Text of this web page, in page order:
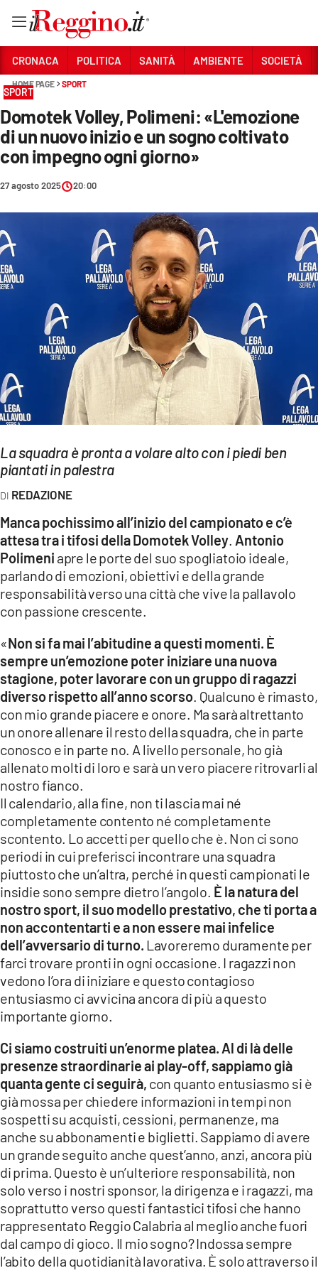
Sezioni
CRONACA
POLITICA
SANITÀ
AMBIENTE
CULTURA
ECONOMIA E LAVORO
EVENTI
Streaming
LAC NETWORK
LAC ONAIR
Network
LACPLAY.IT
LACTV.IT
LACITYMAG.IT
ILREGGINO.IT
COSENZACHANNEL.IT
ILVIBONESE.IT
CATANZAROCHANNEL.IT
LACAPITALENEWS.IT
App
ANDROID
APPLE
CRONACA POLITICA SANITÀ AMBIENTE SOCIETÀ
HOME PAGE SPORT
SPORT
Domotek Volley, Polimeni: «L'emozione
di un nuovo inizio e un sogno coltivato
con impegno ogni giorno»
27 agosto 2025 20:00
La squadra è pronta a volare alto con i piedi ben
piantati in palestra
REDAZIONE
Manca pochissimo all’inizio del campionato e c’è
attesa tra i tifosi della Domotek Volley Antonio
Polimeni apre le porte del suo spogliatoio ideale,
parlando di emozioni, obiettivi e della grande
responsabilità verso una città che vive la pallavolo
con passione crescente.
«Non si fa mai l’abitudine a questi momenti. È
sempre un’emozione poter iniziare una nuova
stagione, poter lavorare con un gruppo di ragazzi
diverso rispetto all’anno scorso . Qualcuno è rimasto,
con mio grande piacere e onore. Ma sarà altrettanto
un onore allenare il resto della squadra, che in parte
conosco e in parte no. A livello personale, ho già
allenato molti di loro e sarà un vero piacere ritrovarli al
nostro fianco.
Il calendario, alla fine, non ti lascia mai né
completamente contento né completamente
scontento. Lo accetti per quello che è. Non ci sono
periodi in cui preferisci incontrare una squadra
piuttosto che un’altra, perché in questi campionati le
insidie sono sempre dietro l’angolo. È la natura del
nostro sport, il suo modello prestativo, che ti porta a
non accontentarti e a non essere mai infelice
dell’avversario di turno. Lavoreremo duramente per
farci trovare pronti in ogni occasione. I ragazzi non
vedono l’ora di iniziare e questo contagioso
entusiasmo ci avvicina ancora di più a questo
importante giorno.
Ci siamo costruiti un’enorme platea. Al di là delle
presenze straordinarie ai play-off, sappiamo già
quanta gente ci seguirà, con quanto entusiasmo si è
già mossa per chiedere informazioni in tempi non
sospetti su acquisti, cessioni, permanenze, ma
anche su abbonamenti e biglietti. Sappiamo di avere
un grande seguito anche quest’anno, anzi, ancora più
di prima. Questo è un’ulteriore responsabilità, non
solo verso i nostri sponsor, la dirigenza e i ragazzi, ma
soprattutto verso questi fantastici tifosi che hanno
rappresentato Reggio Calabria al meglio anche fuori
dal campo di gioco. Il mio sogno? Indossa sempre
l’abito della quotidianità lavorativa. È solo attraverso il